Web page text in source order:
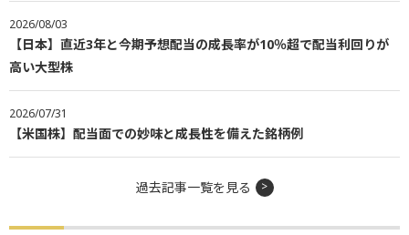
2026/08/03
【日本】直近3年と今期予想配当の成長率が10％超で配当利回りが
高い大型株
2026/07/31
【米国株】配当面での妙味と成長性を備えた銘柄例
過去記事一覧を見る